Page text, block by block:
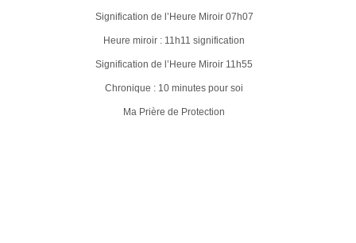
Signification de l’Heure Miroir 07h07
Heure miroir : 11h11 signification
Signification de l’Heure Miroir 11h55
Chronique : 10 minutes pour soi
Ma Prière de Protection